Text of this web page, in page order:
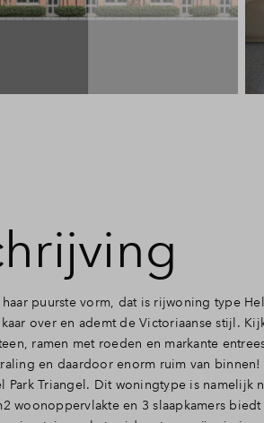
puurste vorm, dat is rijwoning type
over en ademt de Victoriaanse stijl.
ramen met roeden en markante
en daardoor enorm ruim van
Park Triangel. Dit woningtype is namelijk
woonoppervlakte en 3 slaapkamers